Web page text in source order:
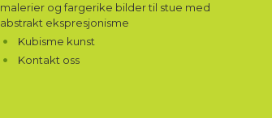
malerier og fargerike bilder til stue med
abstrakt ekspresjonisme
Kubisme kunst
Kontakt oss